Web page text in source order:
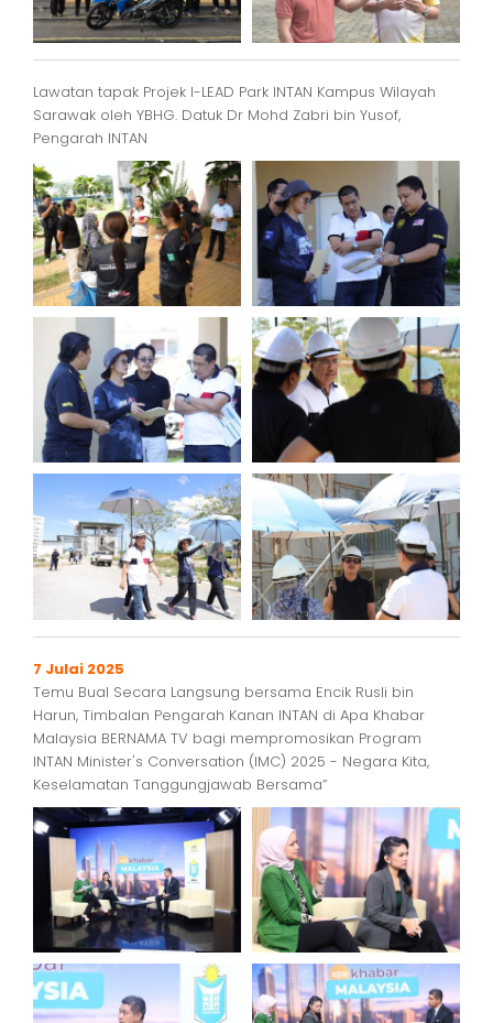
Lawatan tapak Projek I-LEAD Park INTAN Kampus Wilayah
Sarawak oleh YBHG. Datuk Dr Mohd Zabri bin Yusof,
Pengarah INTAN
7 Julai 2025
Temu Bual Secara Langsung bersama Encik Rusli bin
Harun, Timbalan Pengarah Kanan INTAN di Apa Khabar
Malaysia BERNAMA TV bagi mempromosikan Program
INTAN Minister's Conversation (IMC) 2025 - Negara Kita,
Keselamatan Tanggungjawab Bersama”